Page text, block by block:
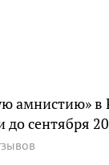
амнистию» в
до сентября